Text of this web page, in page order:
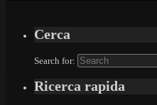
Cerca
Search for:
Ricerca rapida